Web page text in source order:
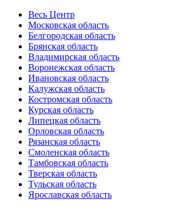
Весь Центр
Московская область
Белгородская область
Брянская область
Владимирская область
Воронежская область
Ивановская область
Калужская область
Костромская область
Курская область
Липецкая область
Орловская область
Рязанская область
Смоленская область
Тамбовская область
Тверская область
Тульская область
Ярославская область